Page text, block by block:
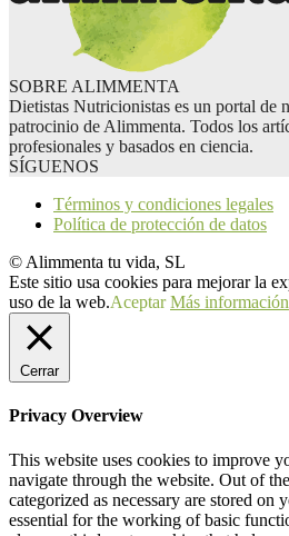
SOBRE ALIMMENTA
Dietistas Nutricionistas es un portal de
patrocinio de Alimmenta. Todos los
profesionales y basados en ciencia.
SÍGUENOS
Términos y condiciones legales
Política de protección de datos
© Alimmenta tu vida, SL
Este sitio usa cookies para mejorar la
uso de la web.Aceptar Más información
Cerrar
Privacy Overview
This website uses cookies to improve
navigate through the website. Out of
categorized as necessary are stored on
essential for the working of basic